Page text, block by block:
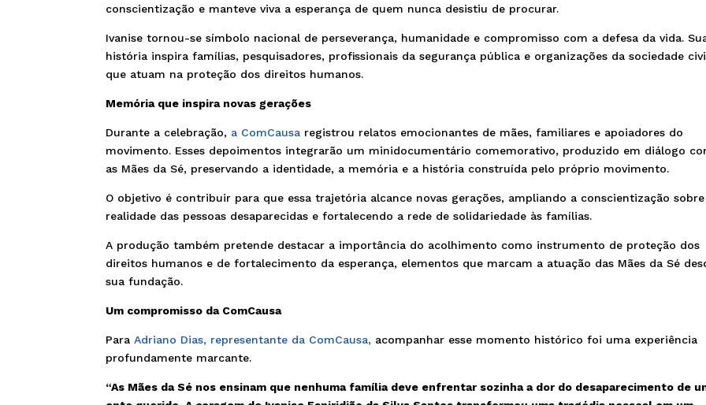
conscientização e manteve viva a esperança de quem nunca desistiu de procurar.
Ivanise tornou-se símbolo nacional de perseverança, humanidade e compromisso com a defesa da vida.
história inspira famílias, pesquisadores, profissionais da segurança pública e organizações da sociedade
que atuam na proteção dos direitos humanos.
Memória que inspira novas gerações
Durante a celebração, a ComCausa registrou relatos emocionantes de mães, familiares e apoiadores do
movimento. Esses depoimentos integrarão um minidocumentário comemorativo, produzido em diálogo
as Mães da Sé, preservando a identidade, a memória e a história construída pelo próprio movimento.
O objetivo é contribuir para que essa trajetória alcance novas gerações, ampliando a conscientização
realidade das pessoas desaparecidas e fortalecendo a rede de solidariedade às famílias.
A produção também pretende destacar a importância do acolhimento como instrumento de proteção dos
direitos humanos e de fortalecimento da esperança, elementos que marcam a atuação das Mães da Sé
sua fundação.
Um compromisso da ComCausa
Para Adriano Dias, representante da ComCausa, acompanhar esse momento histórico foi uma experiência
profundamente marcante.
“As Mães da Sé nos ensinam que nenhuma família deve enfrentar sozinha a dor do desaparecimento de